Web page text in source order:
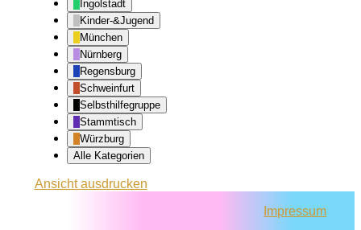
Ingolstadt
Kinder-&Jugend
München
Nürnberg
Regensburg
Schweinfurt
Selbsthilfegruppe
Stammtisch
Würzburg
Alle Kategorien
Ansichtausdrucken
Impressum